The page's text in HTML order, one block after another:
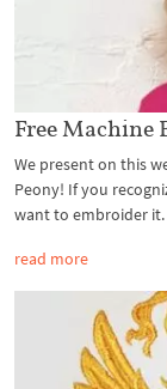
Free Machine
We present on this
Peony! If you
want to embroider it.
read more